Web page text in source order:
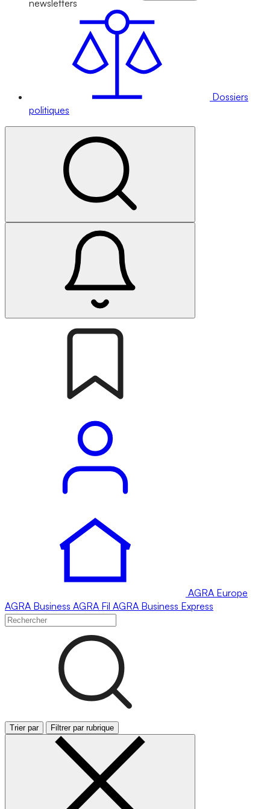
newsletters
Dossiers
politiques
AGRA Europe
AGRA Business AGRA Fil AGRA Business Express
Trier par Filtrer par rubrique